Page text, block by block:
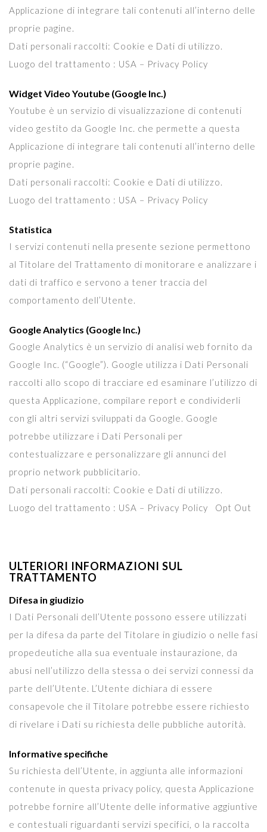
Applicazione di integrare tali contenuti all’interno delle
proprie pagine.
Dati personali raccolti: Cookie e Dati di utilizzo.
Luogo del trattamento : USA – Privacy Policy
Widget Video Youtube (Google Inc.)
Youtube è un servizio di visualizzazione di contenuti
video gestito da Google Inc. che permette a questa
Applicazione di integrare tali contenuti all’interno delle
proprie pagine.
Dati personali raccolti: Cookie e Dati di utilizzo.
Luogo del trattamento : USA – Privacy Policy
Statistica
I servizi contenuti nella presente sezione permettono
al Titolare del Trattamento di monitorare e analizzare i
dati di traffico e servono a tener traccia del
comportamento dell’Utente.
Google Analytics (Google Inc.)
Google Analytics è un servizio di analisi web fornito da
Google Inc. (“Google”). Google utilizza i Dati Personali
raccolti allo scopo di tracciare ed esaminare l’utilizzo di
questa Applicazione, compilare report e condividerli
con gli altri servizi sviluppati da Google. Google
potrebbe utilizzare i Dati Personali per
contestualizzare e personalizzare gli annunci del
proprio network pubblicitario.
Dati personali raccolti: Cookie e Dati di utilizzo.
Luogo del trattamento : USA – Privacy Policy Opt Out
ULTERIORI INFORMAZIONI SUL
TRATTAMENTO
Difesa in giudizio
I Dati Personali dell’Utente possono essere utilizzati
per la difesa da parte del Titolare in giudizio o nelle fasi
propedeutiche alla sua eventuale instaurazione, da
abusi nell’utilizzo della stessa o dei servizi connessi da
parte dell’Utente. L’Utente dichiara di essere
consapevole che il Titolare potrebbe essere richiesto
di rivelare i Dati su richiesta delle pubbliche autorità.
Informative specifiche
Su richiesta dell’Utente, in aggiunta alle informazioni
contenute in questa privacy policy, questa Applicazione
potrebbe fornire all’Utente delle informative aggiuntive
e contestuali riguardanti servizi specifici, o la raccolta